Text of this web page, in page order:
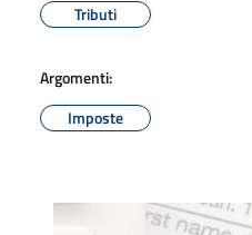
Tributi
Argomenti:
Imposte